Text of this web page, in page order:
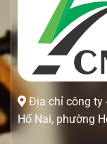
Địa chỉ công ty
Hố Nai, phường